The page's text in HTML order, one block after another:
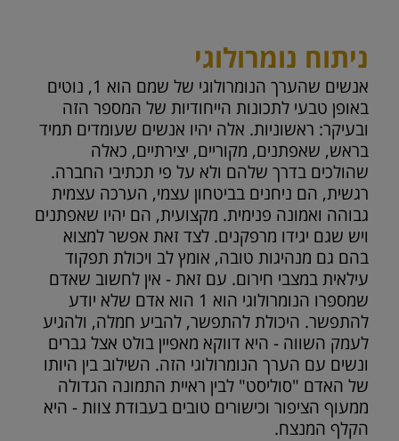
ניתוח נומרולוגי
אנשים שהערך הנומרולוגי של שמם הוא 1, נוטים
באופן טבעי לתכונות הייחודיות של המספר הזה
ובעיקר: ראשוניות. אלה יהיו אנשים שעומדים תמיד
בראש, שאפתנים, מקוריים, יצירתיים, כאלה
שהולכים בדרך שלהם ולא על פי תכתיבי החברה.
רגשית, הם ניחנים בביטחון עצמי, הערכה עצמית
גבוהה ואמונה פנימית. מקצועית, הם יהיו שאפתנים
ויש שגם יגידו מרפקנים. לצד זאת אפשר למצוא
בהם גם מנהיגות טובה, אומץ לב ויכולת תפקוד
עילאית במצבי חירום. עם זאת - אין לחשוב שאדם
שמספרו הנומרולוגי הוא 1 הוא אדם שלא יודע
להתפשר. היכולת להתפשר, להביע חמלה, ולהגיע
לעמק השווה - היא דווקא מאפיין בולט אצל גברים
ונשים עם הערך הנומרולוגי הזה. השילוב בין היותו
של האדם "סוליסט" לבין ראיית התמונה הגדולה
ממעוף הציפור וכישורים טובים בעבודת צוות - היא
הקלף המנצח.